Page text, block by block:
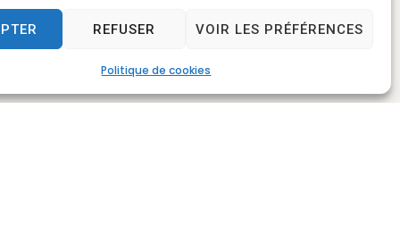
REFUSER VOIR LES PRÉFÉRENCES
Politique de cookies